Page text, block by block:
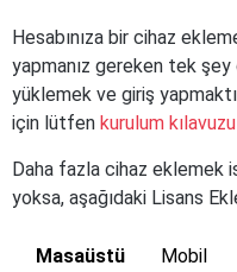
Hesabınıza bir cihaz
yapmanız gereken tek şey
yüklemek ve giriş
için lütfen kurulum kılavuzu
Daha fazla cihaz eklemek
yoksa, aşağıdaki Lisans
Masaüstü Mobil